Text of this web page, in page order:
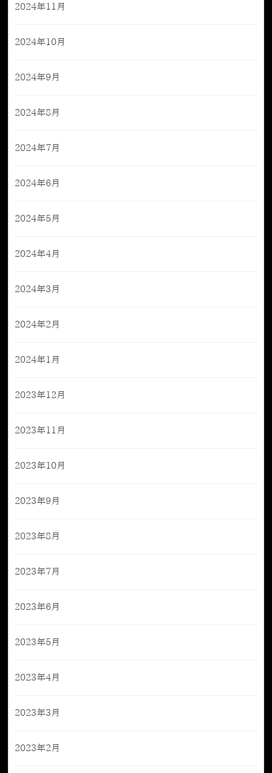
2024年11月
2024年10月
2024年9月
2024年8月
2024年7月
2024年6月
2024年5月
2024年4月
2024年3月
2024年2月
2024年1月
2023年12月
2023年11月
2023年10月
2023年9月
2023年8月
2023年7月
2023年6月
2023年5月
2023年4月
2023年3月
2023年2月